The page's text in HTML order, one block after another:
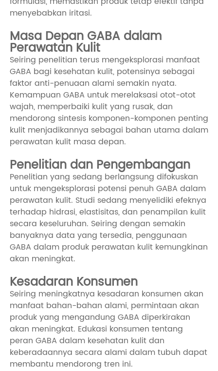
menyebabkan iritasi.
Masa Depan GABA dalam
Perawatan Kulit
Seiring penelitian terus mengeksplorasi manfaat
GABA bagi kesehatan kulit, potensinya sebagai
faktor anti-penuaan alami semakin nyata.
Kemampuan GABA untuk merelaksasi otot-otot
wajah, memperbaiki kulit yang rusak, dan
mendorong sintesis komponen-komponen penting
kulit menjadikannya sebagai bahan utama dalam
perawatan kulit masa depan.
Penelitian dan Pengembangan
Penelitian yang sedang berlangsung difokuskan
untuk mengeksplorasi potensi penuh GABA dalam
perawatan kulit. Studi sedang menyelidiki efeknya
terhadap hidrasi, elastisitas, dan penampilan kulit
secara keseluruhan. Seiring dengan semakin
banyaknya data yang tersedia, penggunaan
GABA dalam produk perawatan kulit kemungkinan
akan meningkat.
Kesadaran Konsumen
Seiring meningkatnya kesadaran konsumen akan
manfaat bahan-bahan alami, permintaan akan
produk yang mengandung GABA diperkirakan
akan meningkat. Edukasi konsumen tentang
peran GABA dalam kesehatan kulit dan
keberadaannya secara alami dalam tubuh dapat
membantu mendorong tren ini.